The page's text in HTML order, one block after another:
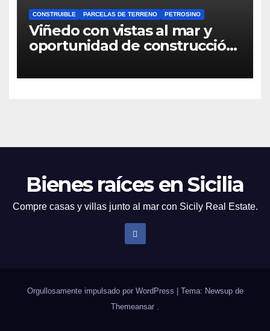
CONSTRUIBLE PARCELAS DE TERRENO PETROSINO
Viñedo con vistas al mar y
oportunidad de construcción
Bienes raíces en Sicilia
Compre casas y villas junto al mar con Sicily Real Estate.
Orgullosamente impulsado por WordPress
Tema: Newsup de
Themeansar .